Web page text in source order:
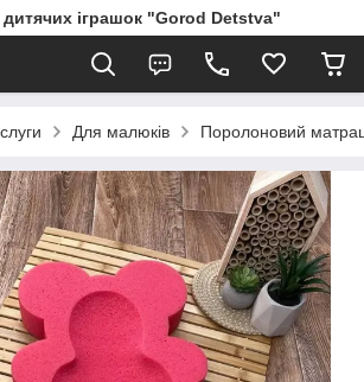
дитячих іграшок "Gorod Detstva"
Для малюків Поролоновий